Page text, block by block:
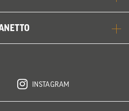
INSTAGRAM